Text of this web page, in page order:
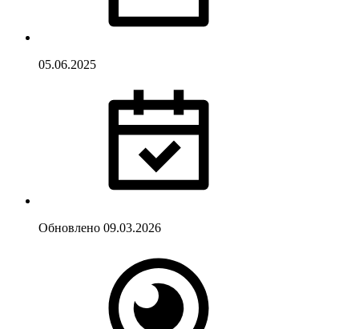
05.06.2025
Обновлено 09.03.2026